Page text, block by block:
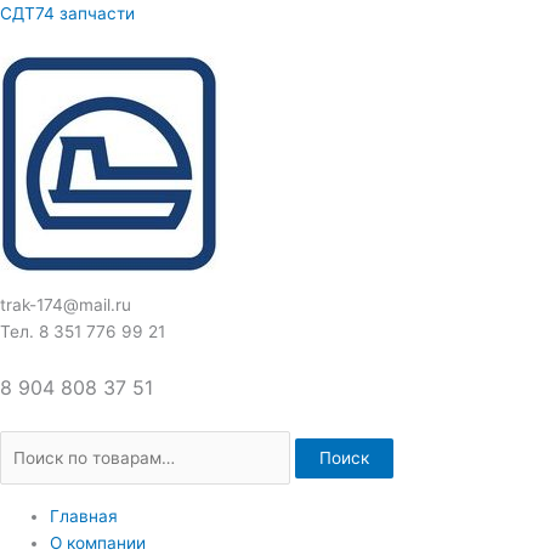
Перейти
содержимому
СДТ74 запчасти
trak-174@mail.ru
Тел. 8 351 776 99 21
8 904 808 37 51
Искать:
Поиск
Главная
О компании